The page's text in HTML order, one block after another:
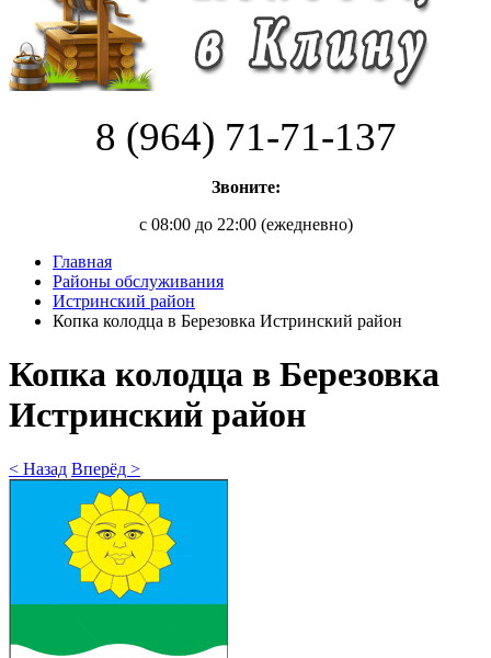
8 (964) 71-71-137
Звоните:
с 08:00 до 22:00 (ежедневно)
Главная
Районы обслуживания
Истринский район
Копка колодца в Березовка Истринский район
Копка колодца в Березовка
Истринский район
< Назад Вперёд >